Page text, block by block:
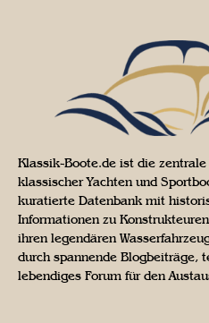
Klassik-Boote.de ist die
klassischer Yachten und
kuratierte Datenbank mit
Informationen zu
ihren legendären
durch spannende Blogbeiträge,
lebendiges Forum für den